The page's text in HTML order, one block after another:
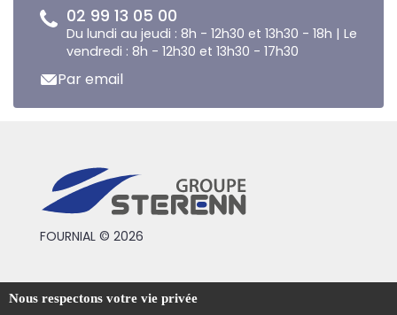
02 99 13 05 00
Du lundi au jeudi : 8h - 12h30 et 13h30 - 18h | Le
vendredi : 8h - 12h30 et 13h30 - 17h30
Par email
FOURNIAL © 2026
Conditions générales de vente
Nous respectons votre vie privée